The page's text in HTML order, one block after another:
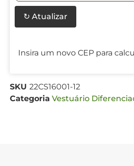
↻ Atualizar
Insira um novo CEP para
SKU 22CS16001-12
Categoria Vestuário